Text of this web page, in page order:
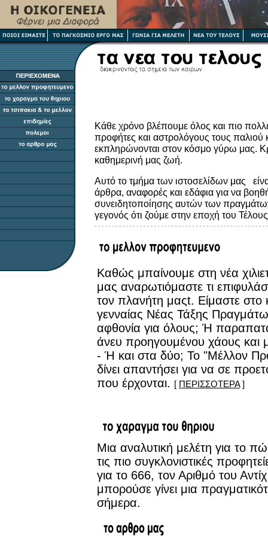
Κάθε χρόνο βλέπουμε όλος και πιο
προφήτες και αστρολόγους τους παλιού
εκπληρώνονται στον κόσμο γύρω μας.
καθημερινή μας ζωή.
Αυτό το τμήμα των ιστοσελίδων μας
άρθρα, αναφορές και εδάφια για να
συνειδητοποίησης αυτών των
γεγονός ότι ζούμε στην εποχή του
Καθώς μπαίνουμε στη νέα
μας αναρωτιόμαστε τι
τον πλανήτη μαςt. Είμαστε στο
γενναίας Νέας Τάξης
αφθονία για όλους; Ή
άνευ προηγουμένου χάους και
- Ή και στα δύο; Το "Μέλλον
δίνει απαντήσει για να σε
που έρχονται. [ ΠΕΡΙΣΣΟΤΕΡΑ]
Μια αναλυτική μελέτη για το
τις πιο συγκλονιστικές
για το 666, τον Αριθμό του
μπορούσε γίνει μια
σήμερα.